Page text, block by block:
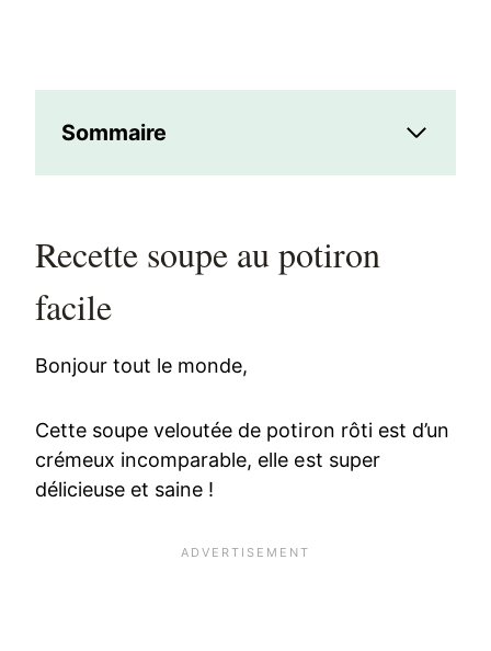
Sommaire
Recette soupe au potiron
facile
Bonjour tout le monde,
Cette soupe veloutée de potiron rôti est d’un
crémeux incomparable, elle est super
délicieuse et saine !